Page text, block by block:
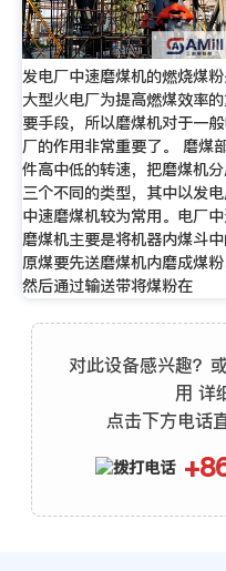
发电厂中速磨煤机的燃烧煤
大型火电厂为提高燃煤效率
要手段，所以磨煤机对于一
厂的作用非常重要了。 磨煤
件高中低的转速，把磨煤机
三个不同的类型，其中以发
中速磨煤机较为常用。电厂
磨煤机主要是将机器内煤斗
原煤要先送磨煤机内磨成煤粉
然后通过输送带将煤粉在
对此设备感兴趣？
用 详
点击下方电话